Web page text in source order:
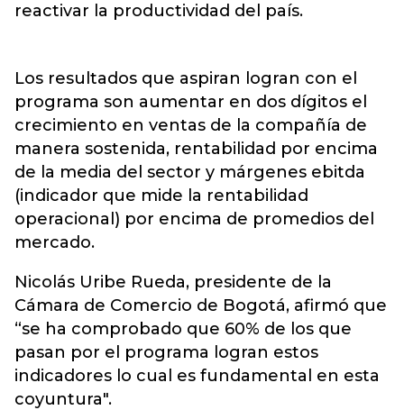
reactivar la productividad del país.
Los resultados que aspiran logran con el
programa son aumentar en dos dígitos el
crecimiento en ventas de la compañía de
manera sostenida, rentabilidad por encima
de la media del sector y márgenes ebitda
(indicador que mide la rentabilidad
operacional) por encima de promedios del
mercado.
Nicolás Uribe Rueda, presidente de la
Cámara de Comercio de Bogotá, afirmó que
“se ha comprobado que 60% de los que
pasan por el programa logran estos
indicadores lo cual es fundamental en esta
coyuntura".